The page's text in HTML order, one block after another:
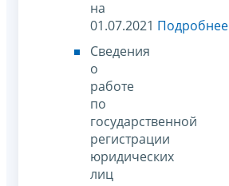
на
01.07.2021 Подробнее
Сведения
о
работе
по
государственной
регистрации
юридических
лиц